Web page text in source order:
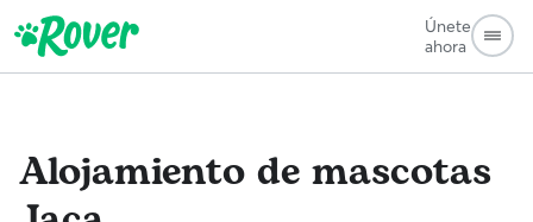
Únete
ahora
Alojamiento de mascotas